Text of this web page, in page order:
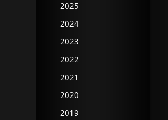
2025
2024
2023
2022
2021
2020
2019